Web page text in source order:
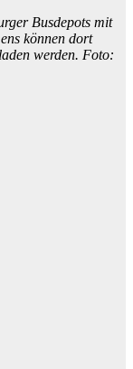
Busdepots mit
können dort
werden. Foto: